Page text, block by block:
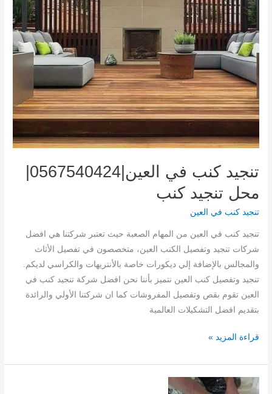
تنجيد كنب في العين|0567540424|
محل تنجيد كنب
تنجيد كنب في العين
تنجيد كنب في العين من المهام الصعبة حيث تعتبر شركتنا هي افضل
شركات تنجيد وتفصيل الكنب العين، متخصصون في تفصيل الأثاث
والمجالس بالإضافة إلي ديكورات خاصة بالأنتريهات والكراسي لديكم.
تنجيد وتفصيل كنب العين نتميز بأننا نحن افضل شركة تنجيد كنب في
العين تقوم بقص وتفصيل المفروشات كما ان شركتنا الأولي والرائدة
بتقديم افضل التشكيلات العالمية
تنجيد
في
قراءة المزيد »